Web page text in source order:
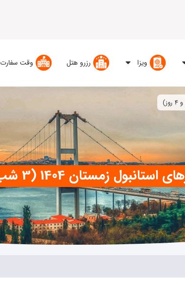
ویزا رزرو هتل وقت سفارت
استانبول زمستان 1404 (3 شب و 4 روز)